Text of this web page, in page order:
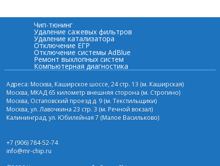
Чип-тюнинг
Удаление сажевых фильтров
Удаление катализатора
Отключение ЕГР
Отключение системы AdBlue
Ремонт выхлопных систем
Компьютерная диагностика
Адреса: Москва, Каширское шоссе, 24 стр. 13 (м. Каширская)
Москва, МКАД 65 километр внешняя сторона (м. Строгино)
Москва, Остаповский проезд д. 9 (м. Текстильщики)
Москва, ул. Лавочкина 23 стр. 3 (м. Речной вокзал)
Калининград, ул. Юбилейная 7 (Малое Васильково)
+7 (906) 784-52-74
info@mr-chip.ru